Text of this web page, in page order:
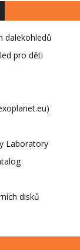
dalekohledů
pro děti
Laboratory
disků